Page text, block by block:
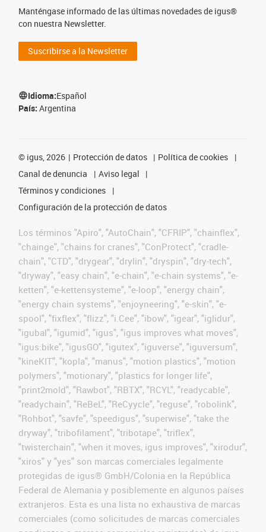
Manténgase informado de las últimas novedades de igus®
con nuestra Newsletter.
Suscribirse a la Newsletter
Idioma:Español
País: Argentina
© igus, 2026 Protección de datos
Política de cookies
Canal de denuncia
Aviso legal
Términos y condiciones
Configuración de la protección de datos
Los términos "Apiro", "AutoChain", "CFRIP", "chainflex",
"chainge", "chains for cranes", "ConProtect", "cradle-
chain", "CTD", "drygear", "drylin", "dryspin", "dry-tech",
"dryway", "easy chain", "e-chain", "e-chain systems", "e-
ketten", "e-kettensysteme", "e-loop", "energy chain",
"energy chain systems", "enjoyneering", "e-skin", "e-
spool", "fixflex", "flizz", "i.Cee", "ibow", "igear", "iglidur",
"igubal", "igumid", "igus", "igus improves what moves",
"igus:bike", "igusGO", "igutex", "iguverse", "iguversum",
"kineKIT", "kopla", "manus", "motion plastics", "motion
polymers", "motionary", "plastics for longer life",
"print2mold", "Rawbot", "RBTX", "RCYL", "readycable",
"readychain", "ReBeL", "ReCyycle", "reguse", "robolink",
"Rohbot", "savfe", "speedigus", "superwise", "take the
dryway", "tribofilament", "tribotape", "triflex",
"twisterchain", "when it moves, igus improves", "xirodur",
"xiros" y "yes" son marcas comerciales legalmente
protegidas de igus® GmbH/Colonia en la República
Federal de Alemania y posiblemente en algunos países
extranjeros. Esta es una lista no exhaustiva de marcas
comerciales (como solicitudes de marcas comerciales